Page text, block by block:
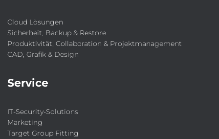
Cloud Lösungen
Sicherheit, Backup & Restore
Produktivität, Collaboration & Projektmanagement
CAD, Grafik & Design
Service
IT-Security-Solutions
Marketing
Target Group Fitting